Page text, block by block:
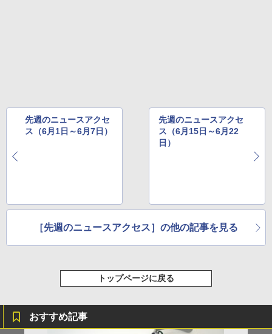
先週のニュースアクセ
ス（6月1日～6月7日）
先週のニュースアクセ
ス（6月15日～6月22
日）
［先週のニュースアクセス］の他の記事を見る
トップページに戻る
おすすめ記事